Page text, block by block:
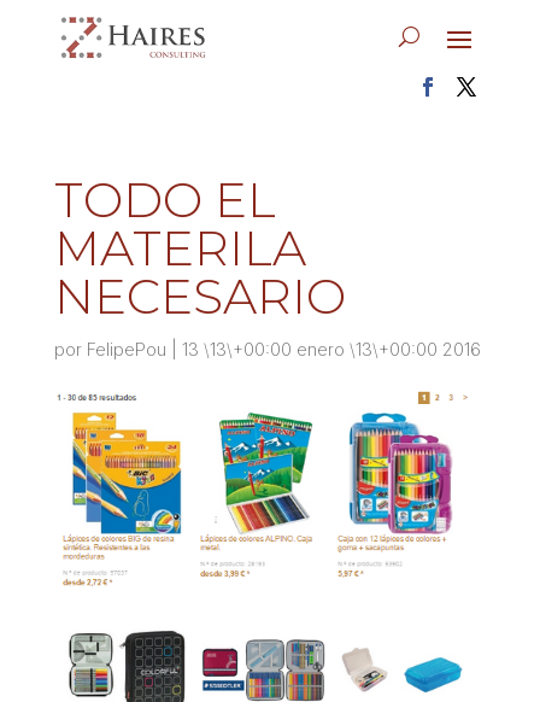
TODO EL
MATERILA
NECESARIO
por FelipePou 13 \13\+00:00 enero \13\+00:00 2016